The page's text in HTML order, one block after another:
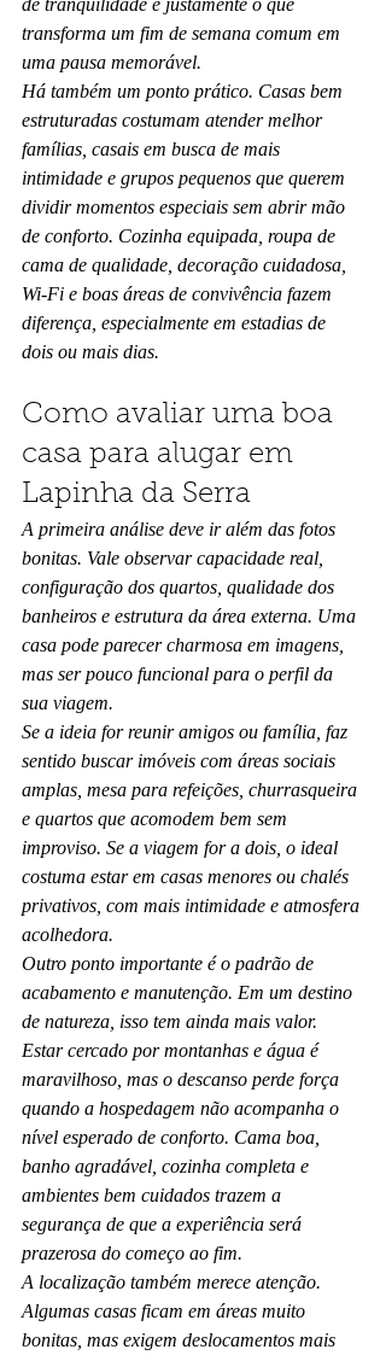
de tranquilidade é justamente o que
transforma um fim de semana comum em
uma pausa memorável.
Há também um ponto prático. Casas bem
estruturadas costumam atender melhor
famílias, casais em busca de mais
intimidade e grupos pequenos que querem
dividir momentos especiais sem abrir mão
de conforto. Cozinha equipada, roupa de
cama de qualidade, decoração cuidadosa,
Wi-Fi e boas áreas de convivência fazem
diferença, especialmente em estadias de
dois ou mais dias.
Como avaliar uma boa
casa para alugar em
Lapinha da Serra
A primeira análise deve ir além das fotos
bonitas. Vale observar capacidade real,
configuração dos quartos, qualidade dos
banheiros e estrutura da área externa. Uma
casa pode parecer charmosa em imagens,
mas ser pouco funcional para o perfil da
sua viagem.
Se a ideia for reunir amigos ou família, faz
sentido buscar imóveis com áreas sociais
amplas, mesa para refeições, churrasqueira
e quartos que acomodem bem sem
improviso. Se a viagem for a dois, o ideal
costuma estar em casas menores ou chalés
privativos, com mais intimidade e atmosfera
acolhedora.
Outro ponto importante é o padrão de
acabamento e manutenção. Em um destino
de natureza, isso tem ainda mais valor.
Estar cercado por montanhas e água é
maravilhoso, mas o descanso perde força
quando a hospedagem não acompanha o
nível esperado de conforto. Cama boa,
banho agradável, cozinha completa e
ambientes bem cuidados trazem a
segurança de que a experiência será
prazerosa do começo ao fim.
A localização também merece atenção.
Algumas casas ficam em áreas muito
bonitas, mas exigem deslocamentos mais